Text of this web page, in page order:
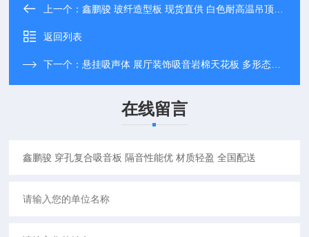
上一个：鑫鹏骏 玻纤造型板 现货直供 白色耐高温吊顶板 可免费寄样
返回列表
下一个：悬挂吸声体 展厅装饰吸音岩棉天花板 多形态可定制
在线留言